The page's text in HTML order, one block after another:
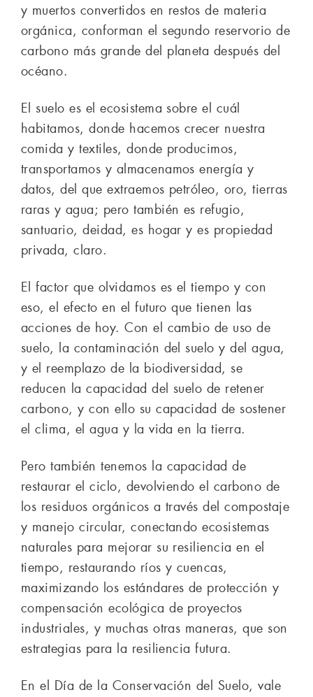
y muertos convertidos en restos de materia
orgánica, conforman el segundo reservorio de
carbono más grande del planeta después del
océano.
El suelo es el ecosistema sobre el cuál
habitamos, donde hacemos crecer nuestra
comida y textiles, donde producimos,
transportamos y almacenamos energía y
datos, del que extraemos petróleo, oro, tierras
raras y agua; pero también es refugio,
santuario, deidad, es hogar y es propiedad
privada, claro.
El factor que olvidamos es el tiempo y con
eso, el efecto en el futuro que tienen las
acciones de hoy. Con el cambio de uso de
suelo, la contaminación del suelo y del agua,
y el reemplazo de la biodiversidad, se
reducen la capacidad del suelo de retener
carbono, y con ello su capacidad de sostener
el clima, el agua y la vida en la tierra.
Pero también tenemos la capacidad de
restaurar el ciclo, devolviendo el carbono de
los residuos orgánicos a través del compostaje
y manejo circular, conectando ecosistemas
naturales para mejorar su resiliencia en el
tiempo, restaurando ríos y cuencas,
maximizando los estándares de protección y
compensación ecológica de proyectos
industriales, y muchas otras maneras, que son
estrategias para la resiliencia futura.
En el Día de la Conservación del Suelo, vale